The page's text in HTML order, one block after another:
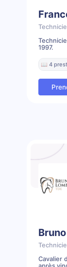
1997.
📖 4
Cavalier